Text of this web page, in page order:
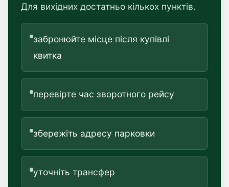
Для вихідних достатньо кількох пунктів.
забронюйте місце після купівлі
квитка
перевірте час зворотного рейсу
збережіть адресу парковки
уточніть трансфер